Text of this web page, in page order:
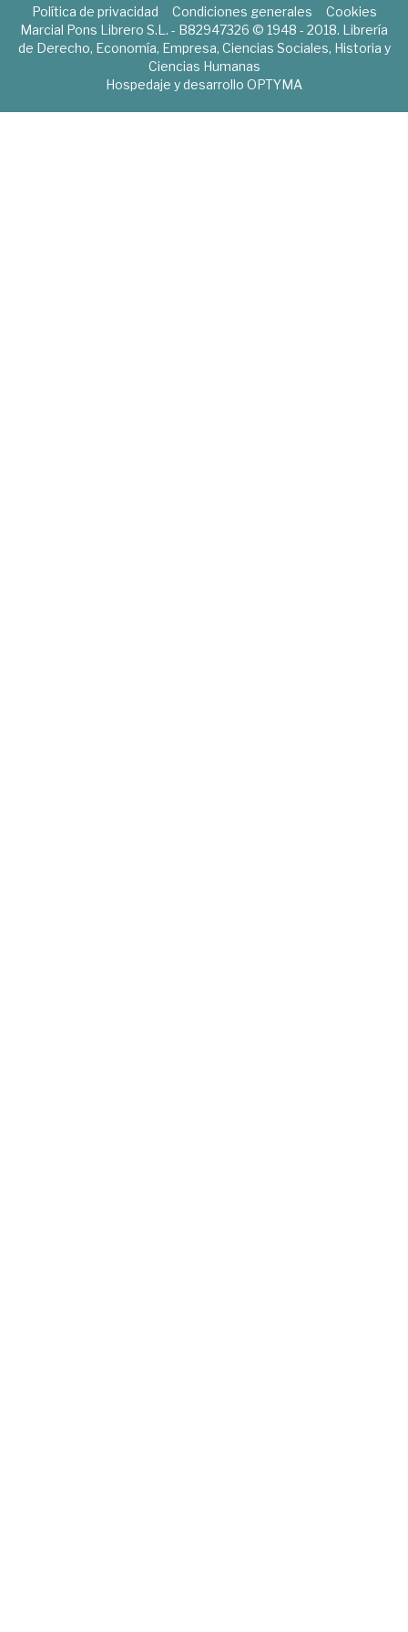
Política de privacidad Condiciones generales
Cookies
Marcial Pons Librero S.L. - B82947326 © 1948 - 2018. Librería
de Derecho, Economía, Empresa, Ciencias Sociales, Historia y
Ciencias Humanas
Hospedaje y desarrollo OPTYMA